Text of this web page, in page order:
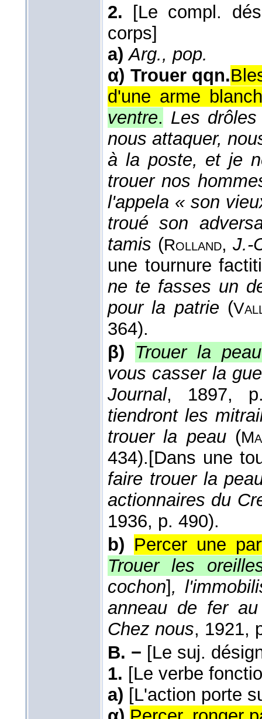
2.
[Le compl.
corps]
a) Arg., pop.
α) Trouer qqn.
d'une arme
ventre. Les
nous attaquer,
à la poste, et je
trouer nos
l'appela « son
troué son
tamis (Rolland,J.-
une tournure
ne te fasses un
pour la patrie (
364).
β)
Trouer la peau
vous casser la
Journal, 1897,
tiendront les
trouer la peau(
434). [Dans une
faire trouer la
actionnaires du
1936, p. 490).
b) Percer une
Trouer les
cochon],
anneau de fer
Chez nous, 1921,
B. − [Le suj.
1. [Le verbe
a) [L'action porte